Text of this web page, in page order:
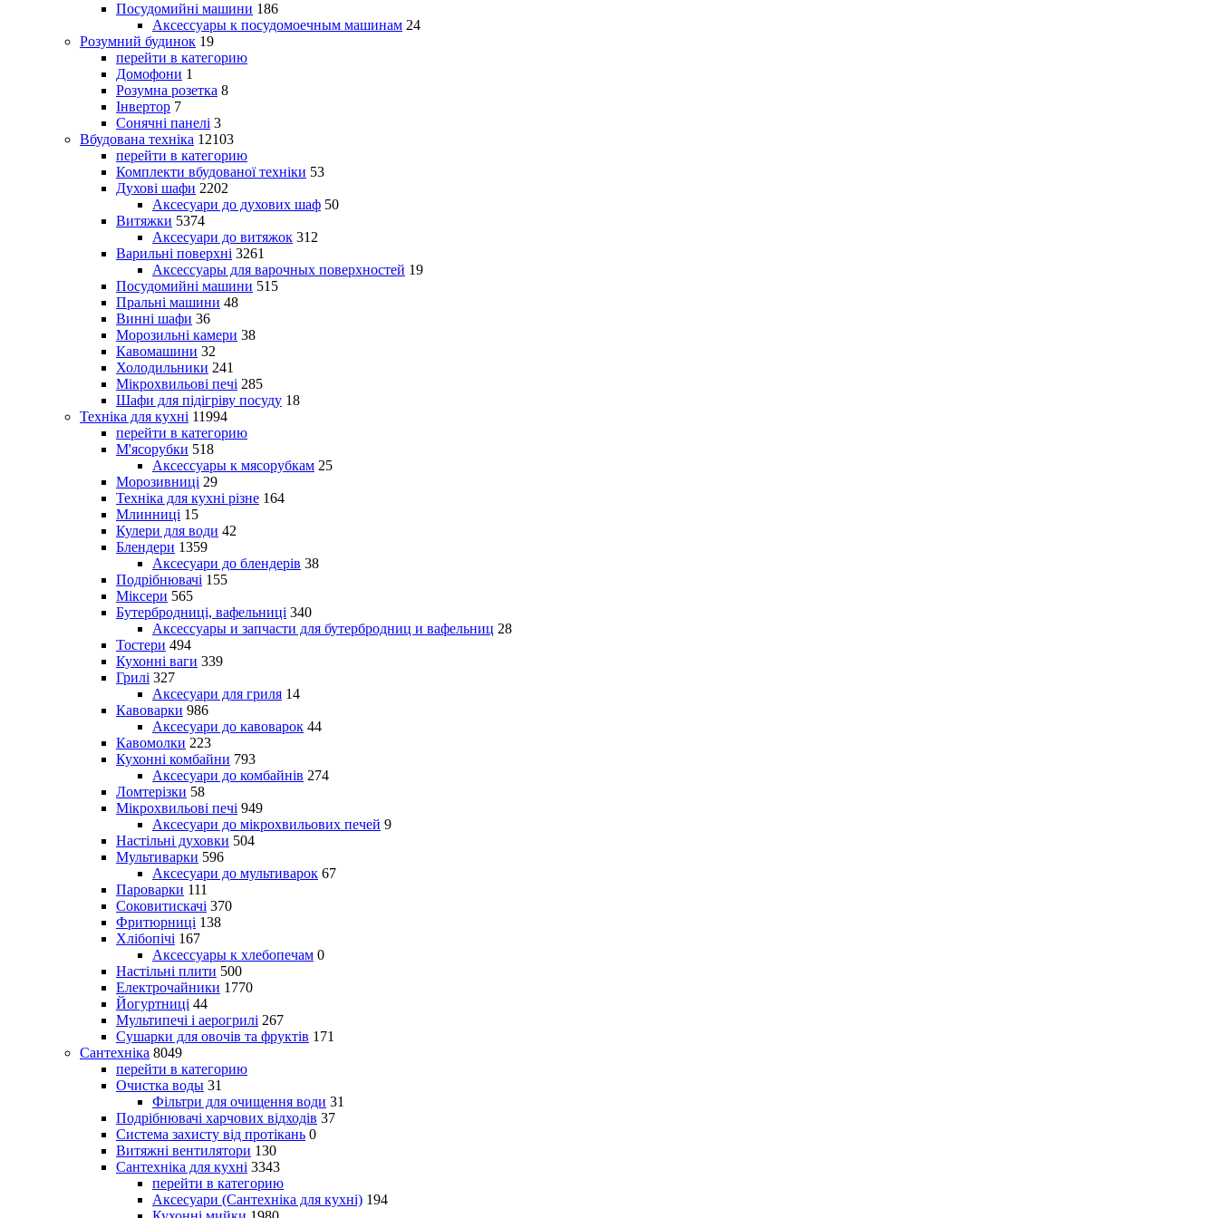
Посудомийні машини 186
Аксессуары к посудомоечным машинам 24
Розумний будинок 19
перейти в категорию
Домофони 1
Розумна розетка 8
Інвертор 7
Сонячні панелі 3
Вбудована техніка 12103
перейти в категорию
Комплекти вбудованої техніки 53
Духові шафи 2202
Аксесуари до духових шаф 50
Витяжки 5374
Аксесуари до витяжок 312
Варильні поверхні 3261
Аксессуары для варочных поверхностей 19
Посудомийні машини 515
Пральні машини 48
Винні шафи 36
Морозильні камери 38
Кавомашини 32
Холодильники 241
Мікрохвильові печі 285
Шафи для підігріву посуду 18
Техніка для кухні 11994
перейти в категорию
М'ясорубки 518
Аксессуары к мясорубкам 25
Морозивниці 29
Техніка для кухні різне 164
Млинниці 15
Кулери для води 42
Блендери 1359
Аксесуари до блендерів 38
Подрібнювачі 155
Міксери 565
Бутербродниці, вафельниці 340
Аксессуары и запчасти для бутербродниц и вафельниц 28
Тостери 494
Кухонні ваги 339
Грилі 327
Аксесуари для гриля 14
Кавоварки 986
Аксесуари до кавоварок 44
Кавомолки 223
Кухонні комбайни 793
Аксесуари до комбайнів 274
Ломтерізки 58
Мікрохвильові печі 949
Аксесуари до мікрохвильових печей 9
Настільні духовки 504
Мультиварки 596
Аксесуари до мультиварок 67
Пароварки 111
Соковитискачі 370
Фритюрниці 138
Хлібопічі 167
Аксессуары к хлебопечам 0
Настільні плити 500
Електрочайники 1770
Йогуртниці 44
Мультипечі і аерогрилі 267
Сушарки для овочів та фруктів 171
Сантехніка 8049
перейти в категорию
Очистка воды 31
Фільтри для очищення води 31
Подрібнювачі харчових відходів 37
Система захисту від протікань 0
Витяжні вентилятори 130
Сантехніка для кухні 3343
перейти в категорию
Аксесуари (Сантехніка для кухні) 194